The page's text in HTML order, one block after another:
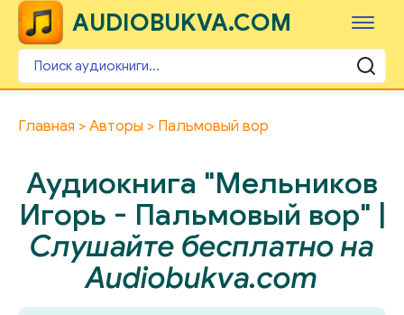
AUDIOBUKVA.COM
Главная Авторы Пальмовый вор
Аудиокнига "Мельников
Игорь - Пальмовый вор" |
Слушайте бесплатно на
Audiobukva.com